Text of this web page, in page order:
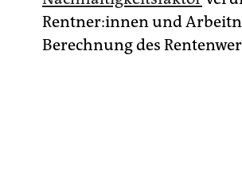
Rent­ne­r:in­nen und
Berechnung des